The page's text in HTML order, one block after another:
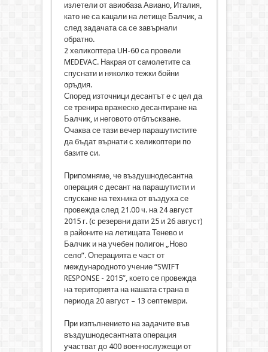
излетели от авиобаза Авиано, Италия,
като не са кацали на летище Балчик, а
след задачата са се завърнали
обратно.
2 хеликоптера UH-60 са провели
MEDEVAC. Накрая от самолетите са
спуснати и няколко тежки бойни
оръдия.
Според източници десантът е с цел да
се тренира вражеско десантиране на
Балчик, и неговото отблъскване.
Очаква се тази вечер парашутистите
да бъдат върнати с хеликоптери по
базите си.
Припомняме, че въздушнодесантна
операция с десант на парашутисти и
спускане на техника от въздуха се
провежда след 21.00 ч. на 24 август
2015 г. (с резервни дати 25 и 26 август)
в районите на летищата Тенево и
Балчик и на учебен полигон „Ново
село”. Операцията е част от
международното учение “SWIFT
RESPONSE - 2015”, което се провежда
на територията на нашата страна в
периода 20 август – 13 септември.
При изпълнението на задачите във
въздушнодесантната операция
участват до 400 военнослужещи от